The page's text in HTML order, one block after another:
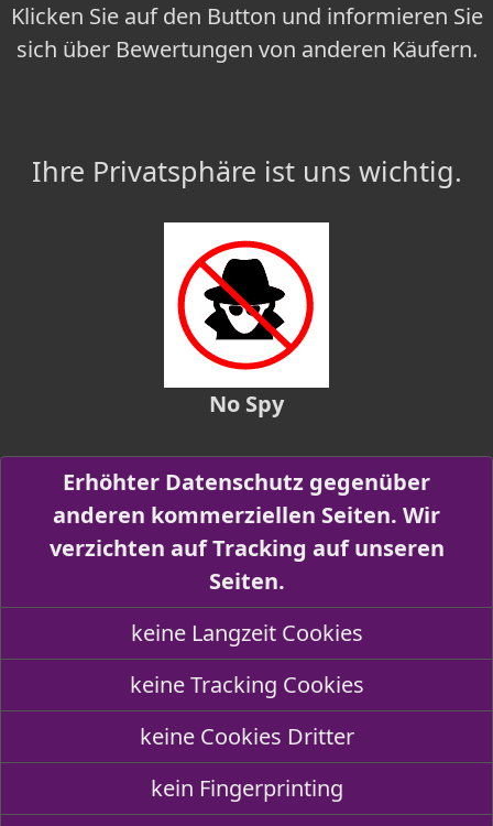
Klicken Sie auf den Button und informieren Sie
sich über Bewertungen von anderen Käufern.
Ihre Privatsphäre ist uns wichtig.
No Spy
Erhöhter Datenschutz gegenüber
anderen kommerziellen Seiten. Wir
verzichten auf Tracking auf unseren
Seiten.
keine Langzeit Cookies
keine Tracking Cookies
keine Cookies Dritter
kein Fingerprinting